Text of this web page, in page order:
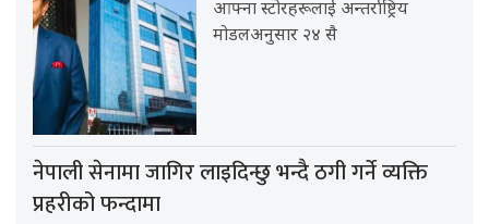
आफ्ना स्टोरहरूलाई अन्तर्राष्ट्रिय
मोडलअनुसार २४ सै
नेपाली सेनामा जागिर लाइदिन्छु भन्दै ठगी गर्ने व्यक्ति
प्रहरीको फन्दामा